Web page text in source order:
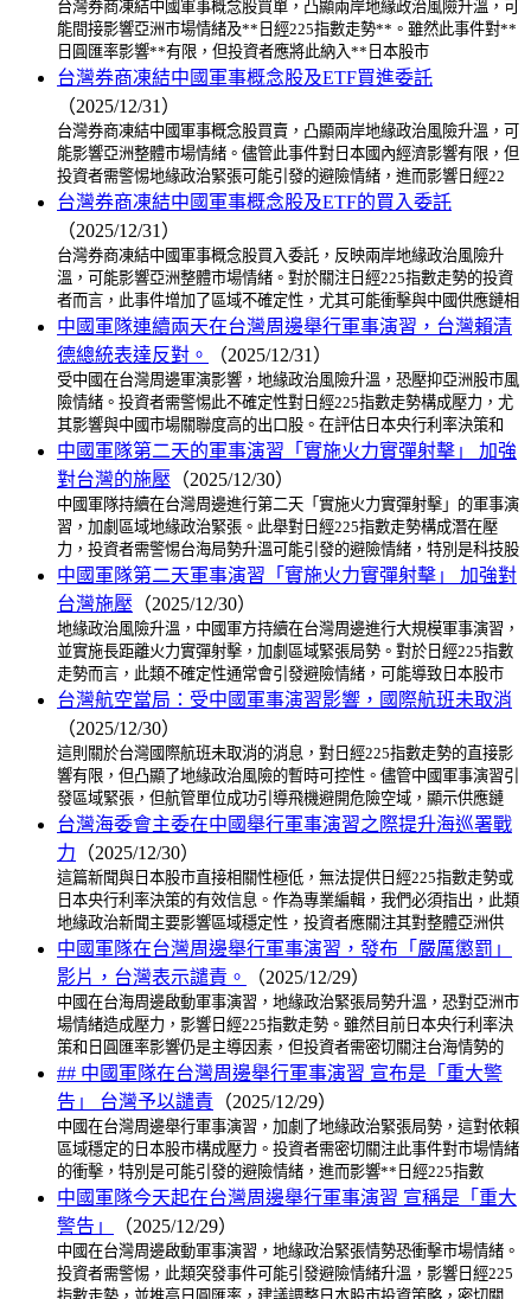
台灣券商凍結中國軍事概念股買單，凸顯兩岸地緣政治風險升溫，可
能間接影響亞洲市場情緒及**日經225指數走勢**。雖然此事件對**
日圓匯率影響**有限，但投資者應將此納入**日本股市
台灣券商凍結中國軍事概念股及ETF買進委託
（2025/12/31）
台灣券商凍結中國軍事概念股買賣，凸顯兩岸地緣政治風險升溫，可
能影響亞洲整體市場情緒。儘管此事件對日本國內經濟影響有限，但
投資者需警惕地緣政治緊張可能引發的避險情緒，進而影響日經22
台灣券商凍結中國軍事概念股及ETF的買入委託
（2025/12/31）
台灣券商凍結中國軍事概念股買入委託，反映兩岸地緣政治風險升
溫，可能影響亞洲整體市場情緒。對於關注日經225指數走勢的投資
者而言，此事件增加了區域不確定性，尤其可能衝擊與中國供應鏈相
中國軍隊連續兩天在台灣周邊舉行軍事演習，台灣賴清
德總統表達反對。
（2025/12/31）
受中國在台灣周邊軍演影響，地緣政治風險升溫，恐壓抑亞洲股市風
險情緒。投資者需警惕此不確定性對日經225指數走勢構成壓力，尤
其影響與中國市場關聯度高的出口股。在評估日本央行利率決策和
中國軍隊第二天的軍事演習「實施火力實彈射擊」 加強
對台灣的施壓 （2025/12/30）
中國軍隊持續在台灣周邊進行第二天「實施火力實彈射擊」的軍事演
習，加劇區域地緣政治緊張。此舉對日經225指數走勢構成潛在壓
力，投資者需警惕台海局勢升溫可能引發的避險情緒，特別是科技股
中國軍隊第二天軍事演習「實施火力實彈射擊」 加強對
台灣施壓 （2025/12/30）
地緣政治風險升溫，中國軍方持續在台灣周邊進行大規模軍事演習，
並實施長距離火力實彈射擊，加劇區域緊張局勢。對於日經225指數
走勢而言，此類不確定性通常會引發避險情緒，可能導致日本股市
台灣航空當局：受中國軍事演習影響，國際航班未取消
（2025/12/30）
這則關於台灣國際航班未取消的消息，對日經225指數走勢的直接影
響有限，但凸顯了地緣政治風險的暫時可控性。儘管中國軍事演習引
發區域緊張，但航管單位成功引導飛機避開危險空域，顯示供應鏈
台灣海委會主委在中國舉行軍事演習之際提升海巡署戰
力 （2025/12/30）
這篇新聞與日本股市直接相關性極低，無法提供日經225指數走勢或
日本央行利率決策的有效信息。作為專業編輯，我們必須指出，此類
地緣政治新聞主要影響區域穩定性，投資者應關注其對整體亞洲供
中國軍隊在台灣周邊舉行軍事演習，發布「嚴厲懲罰」
影片，台灣表示譴責。
（2025/12/29）
中國在台海周邊啟動軍事演習，地緣政治緊張局勢升溫，恐對亞洲市
場情緒造成壓力，影響日經225指數走勢。雖然目前日本央行利率決
策和日圓匯率影響仍是主導因素，但投資者需密切關注台海情勢的
## 中國軍隊在台灣周邊舉行軍事演習 宣布是「重大警
告」 台灣予以譴責 （2025/12/29）
中國在台灣周邊舉行軍事演習，加劇了地緣政治緊張局勢，這對依賴
區域穩定的日本股市構成壓力。投資者需密切關注此事件對市場情緒
的衝擊，特別是可能引發的避險情緒，進而影響**日經225指數
中國軍隊今天起在台灣周邊舉行軍事演習 宣稱是「重大
警告」
（2025/12/29）
中國在台灣周邊啟動軍事演習，地緣政治緊張情勢恐衝擊市場情緒。
投資者需警惕，此類突發事件可能引發避險情緒升溫，影響日經225